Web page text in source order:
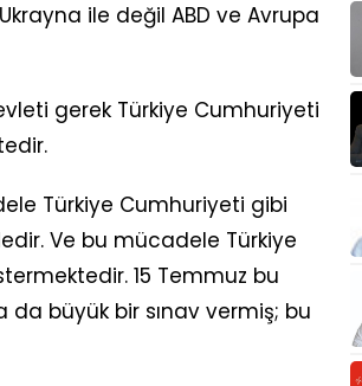
ile değil ABD ve Avrupa
gerek Türkiye Cumhuriyeti
Türkiye Cumhuriyeti gibi
Ve bu mücadele Türkiye
15 Temmuz bu
büyük bir sınav vermiş; bu